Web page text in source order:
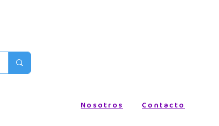
Nosotros Contacto